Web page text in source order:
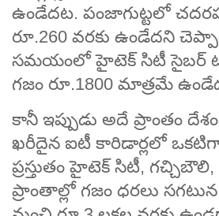
ఉండేదట. పంజాగుట్టలో
రూ.260 వరకు ఉండేదని
సమయంలో హైటెక్ సిటీ సైబర్
గజం రూ.1800 మాత్రమే
కానీ ఇప్పుడు అదే ప్రాంతం
ఖరీదైన ఐటీ కారిడార్లలో
ప్రస్తుతం హైటెక్ సిటీ,
ప్రాంతాల్లో గజం ధరలు సగటున